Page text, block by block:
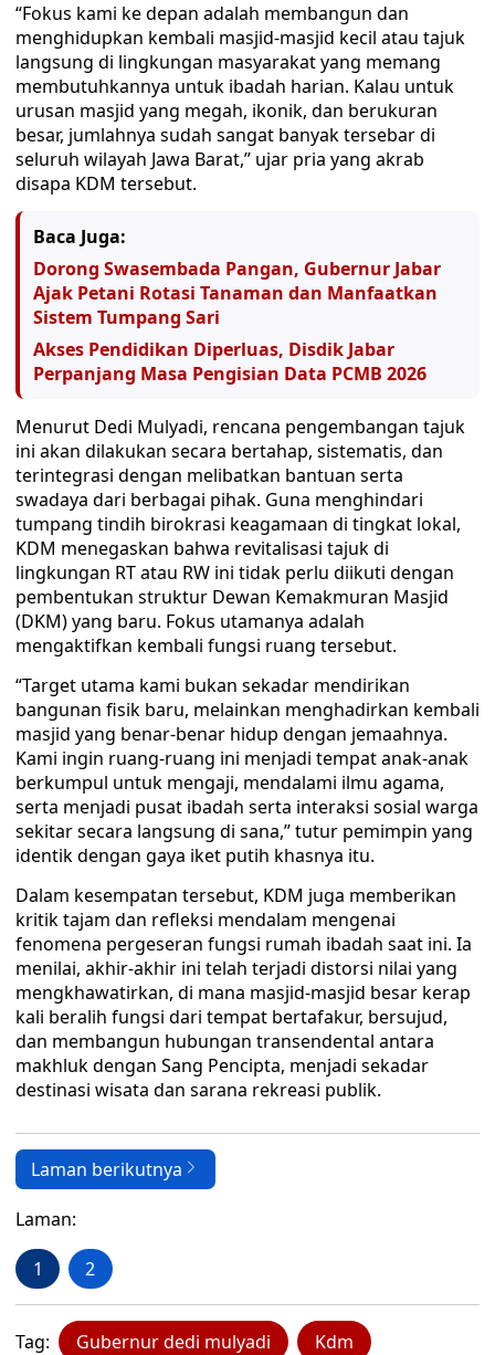
“Fokus kami ke depan adalah membangun dan
menghidupkan kembali masjid-masjid kecil atau tajuk
langsung di lingkungan masyarakat yang memang
membutuhkannya untuk ibadah harian. Kalau untuk
urusan masjid yang megah, ikonik, dan berukuran
besar, jumlahnya sudah sangat banyak tersebar di
seluruh wilayah Jawa Barat,” ujar pria yang akrab
disapa KDM tersebut.
Baca Juga:
Dorong Swasembada Pangan, Gubernur Jabar
Ajak Petani Rotasi Tanaman dan Manfaatkan
Sistem Tumpang Sari
Akses Pendidikan Diperluas, Disdik Jabar
Perpanjang Masa Pengisian Data PCMB 2026
Menurut Dedi Mulyadi, rencana pengembangan tajuk
ini akan dilakukan secara bertahap, sistematis, dan
terintegrasi dengan melibatkan bantuan serta
swadaya dari berbagai pihak. Guna menghindari
tumpang tindih birokrasi keagamaan di tingkat lokal,
KDM menegaskan bahwa revitalisasi tajuk di
lingkungan RT atau RW ini tidak perlu diikuti dengan
pembentukan struktur Dewan Kemakmuran Masjid
(DKM) yang baru. Fokus utamanya adalah
mengaktifkan kembali fungsi ruang tersebut.
“Target utama kami bukan sekadar mendirikan
bangunan fisik baru, melainkan menghadirkan kembali
masjid yang benar-benar hidup dengan jemaahnya.
Kami ingin ruang-ruang ini menjadi tempat anak-anak
berkumpul untuk mengaji, mendalami ilmu agama,
serta menjadi pusat ibadah serta interaksi sosial warga
sekitar secara langsung di sana,” tutur pemimpin yang
identik dengan gaya iket putih khasnya itu.
Dalam kesempatan tersebut, KDM juga memberikan
kritik tajam dan refleksi mendalam mengenai
fenomena pergeseran fungsi rumah ibadah saat ini. Ia
menilai, akhir-akhir ini telah terjadi distorsi nilai yang
mengkhawatirkan, di mana masjid-masjid besar kerap
kali beralih fungsi dari tempat bertafakur, bersujud,
dan membangun hubungan transendental antara
makhluk dengan Sang Pencipta, menjadi sekadar
destinasi wisata dan sarana rekreasi publik.
Laman berikutnya
Laman:
1 2
Tag: Gubernur dedi mulyadi Kdm